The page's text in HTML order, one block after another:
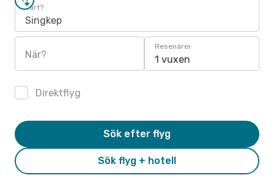
Vart?
Singkep
När?
Resenärer
1 vuxen
Direktflyg
Sök flyg + hotell
Sök efter flyg